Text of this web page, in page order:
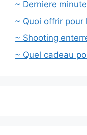
~ Derniere
~ Quoi offrir
~ Shooting
~ Quel cadeau